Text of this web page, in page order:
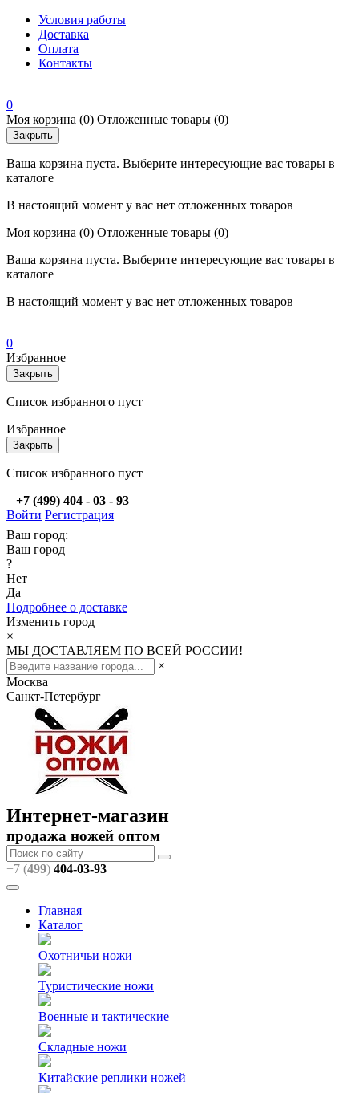
Условия работы
Доставка
Оплата
Контакты
0
Моя корзина (0) Отложенные товары (0)
Закрыть
Ваша корзина пуста. Выберите интересующие вас товары в
каталоге
В настоящий момент у вас нет отложенных товаров
Моя корзина (0) Отложенные товары (0)
Ваша корзина пуста. Выберите интересующие вас товары в
каталоге
В настоящий момент у вас нет отложенных товаров
0
Избранное
Закрыть
Список избранного пуст
Избранное
Закрыть
Список избранного пуст
+7 (499) 404 - 03 - 93
Войти Регистрация
Ваш город:
Ваш город
?
Нет
Да
Подробнее о доставке
Изменить город
×
МЫ ДОСТАВЛЯЕМ ПО ВСЕЙ РОССИИ!
×
Москва
Санкт-Петербург
Интернет-магазин
продажа ножей оптом
+7 (499) 404-03-93
Главная
Каталог
Охотничьи ножи
Туристические ножи
Военные и тактические
Складные ножи
Китайские реплики ножей